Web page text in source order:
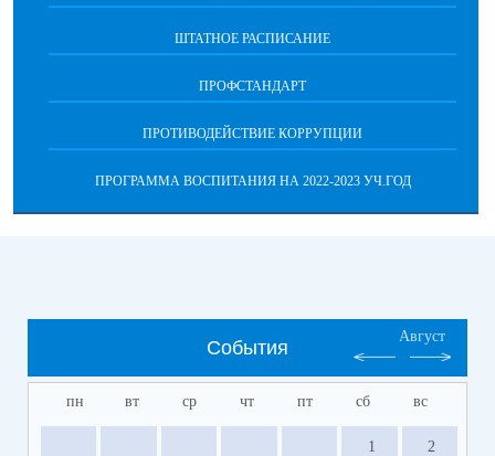
ШТАТНОЕ РАСПИСАНИЕ
ПРОФСТАНДАРТ
ПРОТИВОДЕЙСТВИЕ КОРРУПЦИИ
ПРОГРАММА ВОСПИТАНИЯ НА 2022-2023 УЧ.ГОД
События
Август
пн вт ср чт пт сб вс
1 2